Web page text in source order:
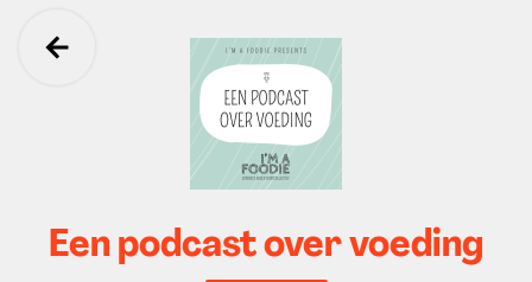
Ga terug
Een podcast over voeding